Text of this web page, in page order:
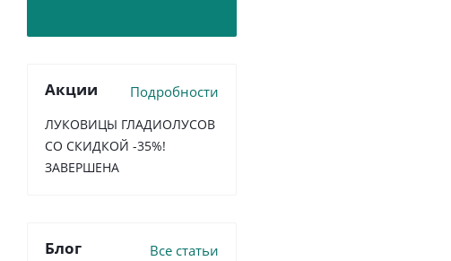
Акции Подробности
ЛУКОВИЦЫ ГЛАДИОЛУСОВ
СО СКИДКОЙ -35%!
ЗАВЕРШЕНА
Блог Все статьи